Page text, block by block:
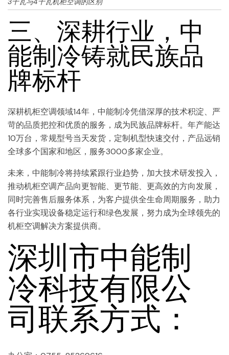
三、深耕行业，中
能制冷铸就民族品
牌标杆
深耕机柜空调领域14年，中能制冷凭借深厚的技术积淀、严
苛的品质把控和优质的服务，成为民族品牌标杆。年产能达
10万台，常规型号当天发货，定制机型快速交付，产品远销
全球多个国家和地区，服务3000多家企业。
未来，中能制冷将持续紧跟行业趋势，加大技术研发投入，
推动机柜空调产品向更智能、更节能、更高效的方向发展，
同时完善售后服务体系，为客户提供全生命周期服务，助力
各行业实现设备稳定运行和绿色发展，努力成为全球领先的
机柜空调解决方案提供商。
深圳市中能制
冷科技有限公
司联系方式：